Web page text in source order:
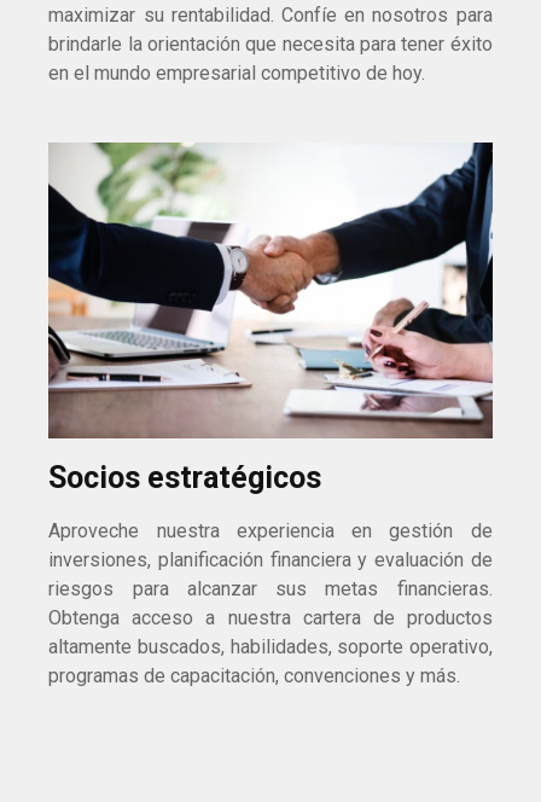
maximizar su rentabilidad. Confíe en nosotros para
brindarle la orientación que necesita para tener éxito
en el mundo empresarial competitivo de hoy.
Socios estratégicos
Aproveche nuestra experiencia en gestión de
inversiones, planificación financiera y evaluación de
riesgos para alcanzar sus metas financieras.
Obtenga acceso a nuestra cartera de productos
altamente buscados, habilidades, soporte operativo,
programas de capacitación, convenciones y más.